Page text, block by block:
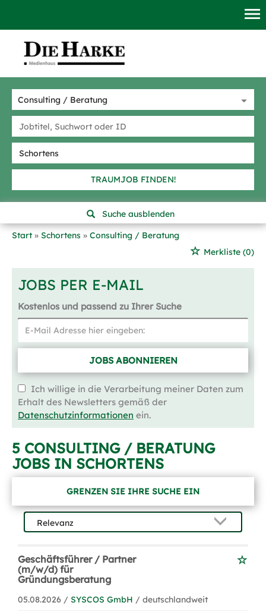
TRAUMJOB FINDEN!
Suche ausblenden
Start
Schortens
Consulting / Beratung
Merkliste (0)
JOBS PER E-MAIL
Kostenlos und passend zu Ihrer Suche
JOBS ABONNIEREN
Ich willige in die Verarbeitung meiner Daten zum
Erhalt des Newsletters gemäß der
Datenschutzinformationen ein.
5 CONSULTING / BERATUNG
JOBS IN SCHORTENS
GRENZEN SIE IHRE SUCHE EIN
Geschäftsführer / Partner
(m/w/d) für
Gründungsberatung
05.08.2026 / SYSCOS GmbH / deutschlandweit